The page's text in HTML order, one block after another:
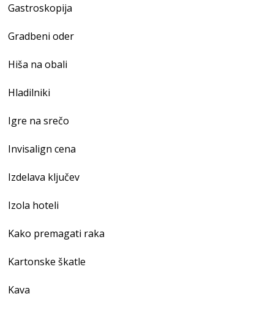
Gastroskopija
Gradbeni oder
Hiša na obali
Hladilniki
Igre na srečo
Invisalign cena
Izdelava ključev
Izola hoteli
Kako premagati raka
Kartonske škatle
Kava